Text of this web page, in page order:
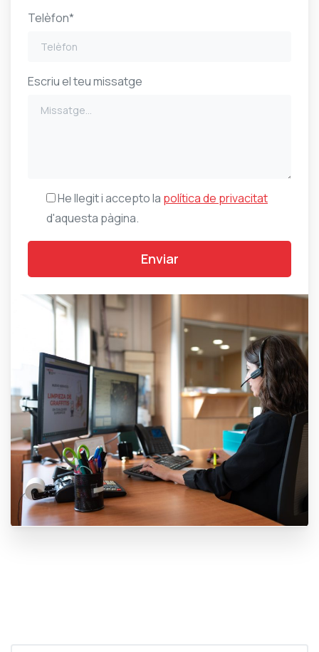
Telèfon*
Escriu el teu missatge
He llegit i accepto la política de privacitat
d'aquesta pàgina.